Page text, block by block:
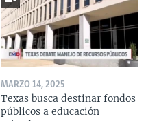
MARZO 14, 2025
Texas busca destinar fondos
públicos a educación